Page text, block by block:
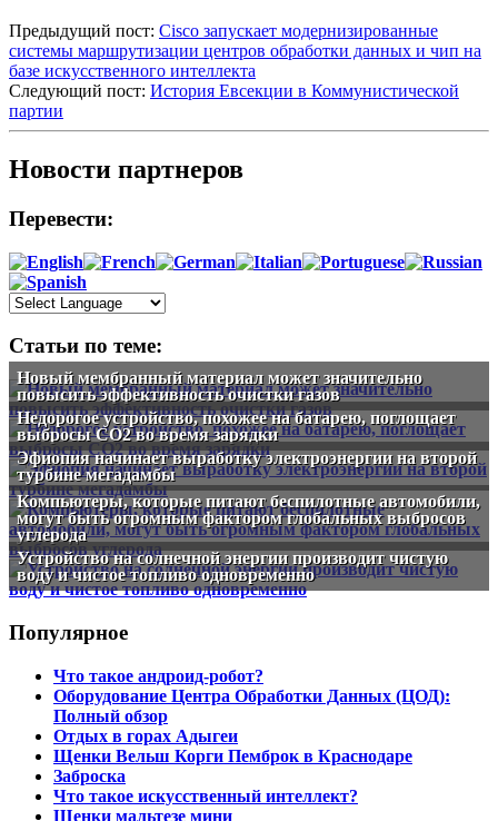
Предыдущий пост: Cisco запускает модернизированные
системы маршрутизации центров обработки данных и чип на
базе искусственного интеллекта
Следующий пост: История Евсекции в Коммунистической
партии
Новости партнеров
Перевести:
Статьи по теме:
Новый мембранный материал может значительно
повысить эффективность очистки газов
Недорогое устройство, похожее на батарею, поглощает
выбросы CO2 во время зарядки
Эфиопия начинает выработку электроэнергии на второй
турбине мегадамбы
Компьютеры, которые питают беспилотные автомобили,
могут быть огромным фактором глобальных выбросов
углерода
Устройство на солнечной энергии производит чистую
воду и чистое топливо одновременно
Популярное
Что такое андроид-робот?
Оборудование Центра Обработки Данных (ЦОД):
Полный обзор
Отдых в горах Адыгеи
Щенки Вельш Корги Пемброк в Краснодаре
Заброска
Что такое искусственный интеллект?
Щенки мальтезе мини